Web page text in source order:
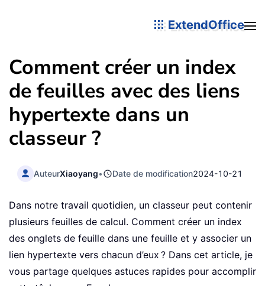
ExtendOffice
Comment créer un index
de feuilles avec des liens
hypertexte dans un
classeur ?
AuteurXiaoyang• Date de modification2024-10-21
Dans notre travail quotidien, un classeur peut contenir
plusieurs feuilles de calcul. Comment créer un index
des onglets de feuille dans une feuille et y associer un
lien hypertexte vers chacun d’eux ? Dans cet article, je
vous partage quelques astuces rapides pour accomplir